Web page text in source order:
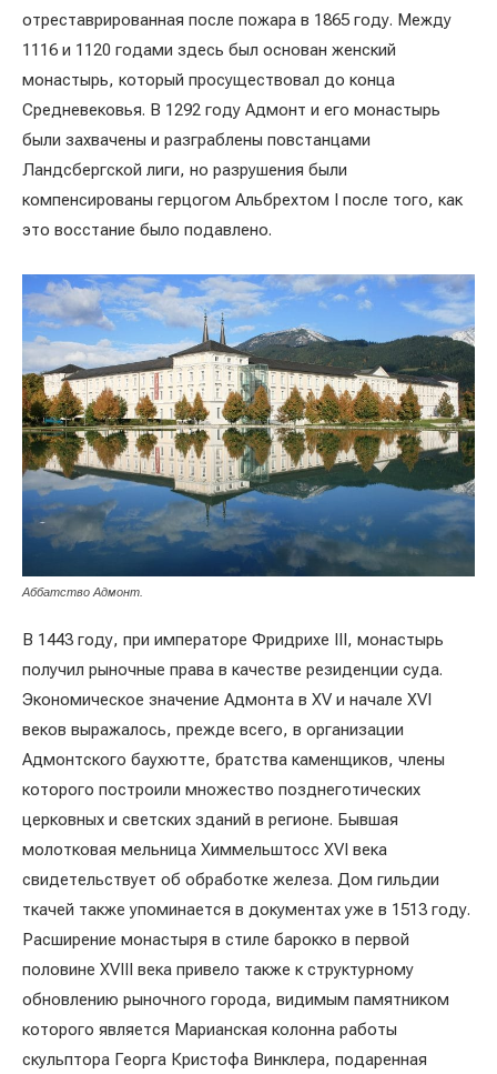
отреставрированная после пожара в 1865 году. Между
1116 и 1120 годами здесь был основан женский
монастырь, который просуществовал до конца
Средневековья. В 1292 году Адмонт и его монастырь
были захвачены и разграблены повстанцами
Ландсбергской лиги, но разрушения были
компенсированы герцогом Альбрехтом I после того, как
это восстание было подавлено.
Аббатство Адмонт.
В 1443 году, при императоре Фридрихе III, монастырь
получил рыночные права в качестве резиденции суда.
Экономическое значение Адмонта в XV и начале XVI
веков выражалось, прежде всего, в организации
Адмонтского баухютте, братства каменщиков, члены
которого построили множество позднеготических
церковных и светских зданий в регионе. Бывшая
молотковая мельница Химмельштосс XVI века
свидетельствует об обработке железа. Дом гильдии
ткачей также упоминается в документах уже в 1513 году.
Расширение монастыря в стиле барокко в первой
половине XVIII века привело также к структурному
обновлению рыночного города, видимым памятником
которого является Марианская колонна работы
скульптора Георга Кристофа Винклера, подаренная